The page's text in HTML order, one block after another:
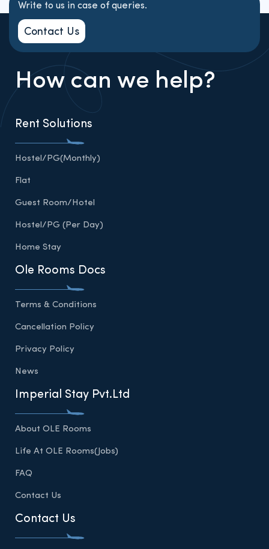
Write to us in case of queries.
Contact Us
How can we help?
Rent Solutions
Hostel/PG(Monthly)
Flat
Guest Room/Hotel
Hostel/PG (Per Day)
Home Stay
Ole Rooms Docs
Terms & Conditions
Cancellation Policy
Privacy Policy
News
Imperial Stay Pvt.Ltd
About OLE Rooms
Life At OLE Rooms(Jobs)
FAQ
Contact Us
Contact Us